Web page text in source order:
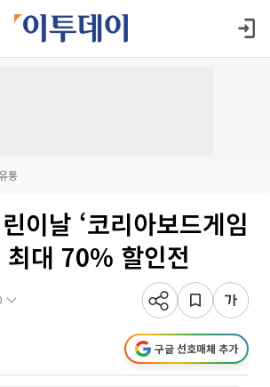
통
이날 ‘코리아보드게임
최대 70% 할인전
구글 선호매체 추가